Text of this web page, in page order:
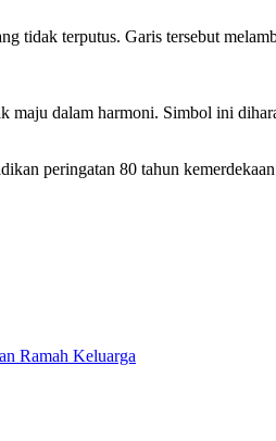
tidak terputus. Garis tersebut
dalam harmoni. Simbol ini
peringatan 80 tahun
Ramah Keluarga